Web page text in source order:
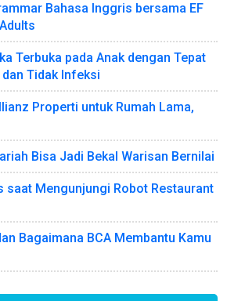
Bahasa Inggris bersama EF
Terbuka pada Anak dengan Tepat
Tidak Infeksi
Properti untuk Rumah Lama,
Bisa Jadi Bekal Warisan Bernilai
saat Mengunjungi Robot Restaurant
Bagaimana BCA Membantu Kamu